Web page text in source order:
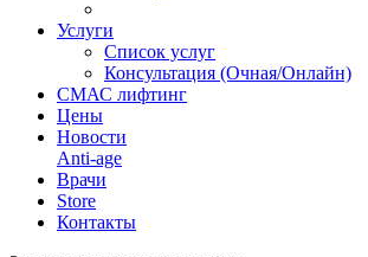
Услуги
Список услуг
Консультация (Очная/Онлайн)
СМАС лифтинг
Цены
Новости
Anti-age
Врачи
Store
Контакты